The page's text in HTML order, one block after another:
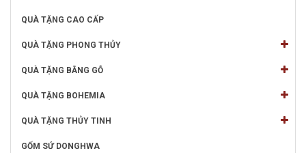
QUÀ TẶNG CAO CẤP
QUÀ TẶNG PHONG THỦY
QUÀ TẶNG BẰNG GỖ
QUÀ TẶNG BOHEMIA
QUÀ TẶNG THỦY TINH
GỐM SỨ DONGHWA